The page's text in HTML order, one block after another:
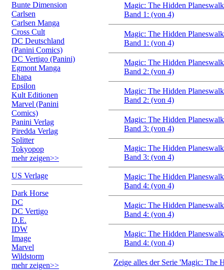
Bunte Dimension
Carlsen
Carlsen Manga
Cross Cult
DC Deutschland
(Panini Comics)
DC Vertigo (Panini)
Egmont Manga
Ehapa
Epsilon
Kult Editionen
Marvel (Panini
Comics)
Panini Verlag
Piredda Verlag
Splitter
Tokyopop
mehr zeigen>>
US Verlage
Dark Horse
DC
DC Vertigo
D.E.
IDW
Image
Marvel
Wildstorm
mehr zeigen>>
Magic: The Hidden
Band 1: (von 4)
Magic: The Hidden
Band 1: (von 4)
Magic: The Hidden
Band 2: (von 4)
Magic: The Hidden
Band 2: (von 4)
Magic: The Hidden
Band 3: (von 4)
Magic: The Hidden
Band 3: (von 4)
Magic: The Hidden
Band 4: (von 4)
Magic: The Hidden
Band 4: (von 4)
Magic: The Hidden
Band 4: (von 4)
Zeige alles der Serie 'Magic: The